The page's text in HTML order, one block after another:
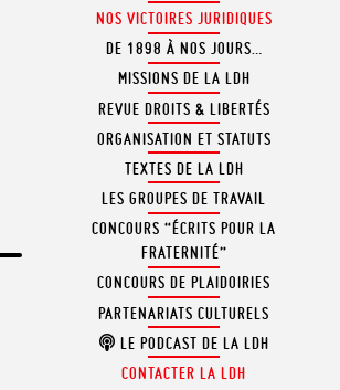
NOS VICTOIRES JURIDIQUES
DE 1898 À NOS JOURS…
MISSIONS DE LA LDH
REVUE DROITS & LIBERTÉS
ORGANISATION ET STATUTS
TEXTES DE LA LDH
LES GROUPES DE TRAVAIL
CONCOURS “ÉCRITS POUR LA
FRATERNITÉ”
CONCOURS DE PLAIDOIRIES
PARTENARIATS CULTURELS
LE PODCAST DE LA LDH
CONTACTER LA LDH